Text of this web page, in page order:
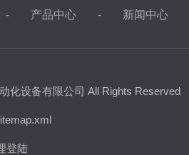
产品中心 新闻中心
化设备有限公司 All Rights Reserved
登陆